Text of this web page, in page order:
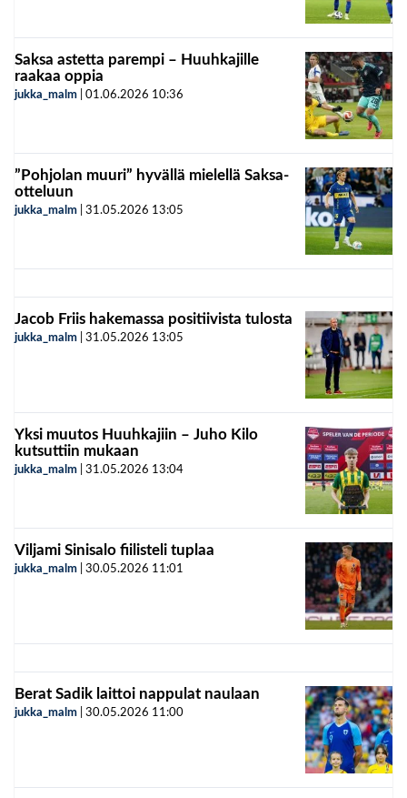
Saksa astetta parempi – Huuhkajille
raakaa oppia
jukka_malm 01.06.2026 10:36
”Pohjolan muuri” hyvällä mielellä Saksa-
otteluun
jukka_malm 31.05.2026 13:05
Jacob Friis hakemassa positiivista tulosta
jukka_malm 31.05.2026 13:05
Yksi muutos Huuhkajiin – Juho Kilo
kutsuttiin mukaan
jukka_malm 31.05.2026 13:04
Viljami Sinisalo fiilisteli tuplaa
jukka_malm 30.05.2026 11:01
Berat Sadik laittoi nappulat naulaan
jukka_malm 30.05.2026 11:00